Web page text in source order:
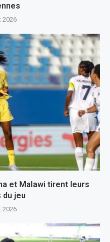
2026
et Malawi tirent leurs
du jeu
2026